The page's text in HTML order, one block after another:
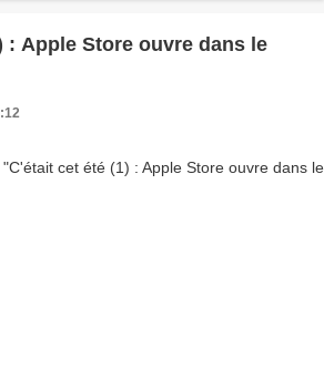
: Apple Store ouvre dans le